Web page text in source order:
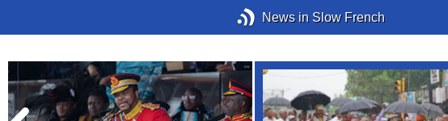
News in Slow French